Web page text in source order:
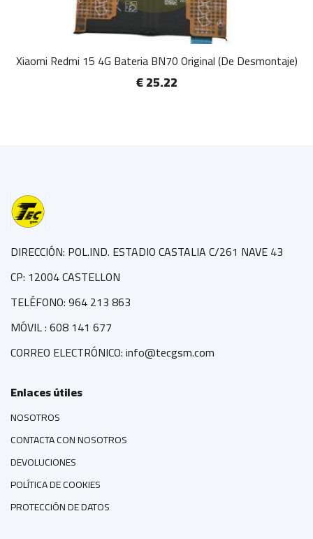
Xiaomi Redmi 15 4G Bateria BN70 Original (De Desmontaje)
€ 25.22
DIRECCIÓN: POL.IND. ESTADIO CASTALIA C/261 NAVE 43
CP: 12004 CASTELLON
TELÉFONO: 964 213 863
MÓVIL : 608 141 677
CORREO ELECTRÓNICO: info@tecgsm.com
Enlaces útiles
NOSOTROS
CONTACTA CON NOSOTROS
DEVOLUCIONES
POLÍTICA DE COOKIES
PROTECCIÓN DE DATOS